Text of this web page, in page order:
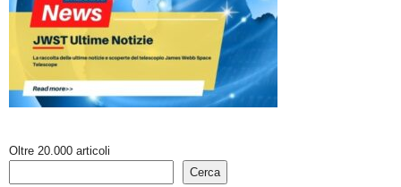
Oltre 20.000 articoli
Cerca